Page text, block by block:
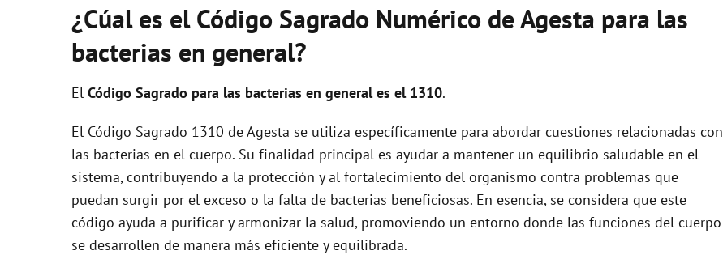
¿Cúal es el Código Sagrado Numérico de Agesta para las
bacterias en general?
El Código Sagrado para las bacterias en general es el 1310.
El Código Sagrado 1310 de Agesta se utiliza específicamente para abordar cuestiones relacionadas con
las bacterias en el cuerpo. Su finalidad principal es ayudar a mantener un equilibrio saludable en el
sistema, contribuyendo a la protección y al fortalecimiento del organismo contra problemas que
puedan surgir por el exceso o la falta de bacterias beneficiosas. En esencia, se considera que este
código ayuda a purificar y armonizar la salud, promoviendo un entorno donde las funciones del cuerpo
se desarrollen de manera más eficiente y equilibrada.